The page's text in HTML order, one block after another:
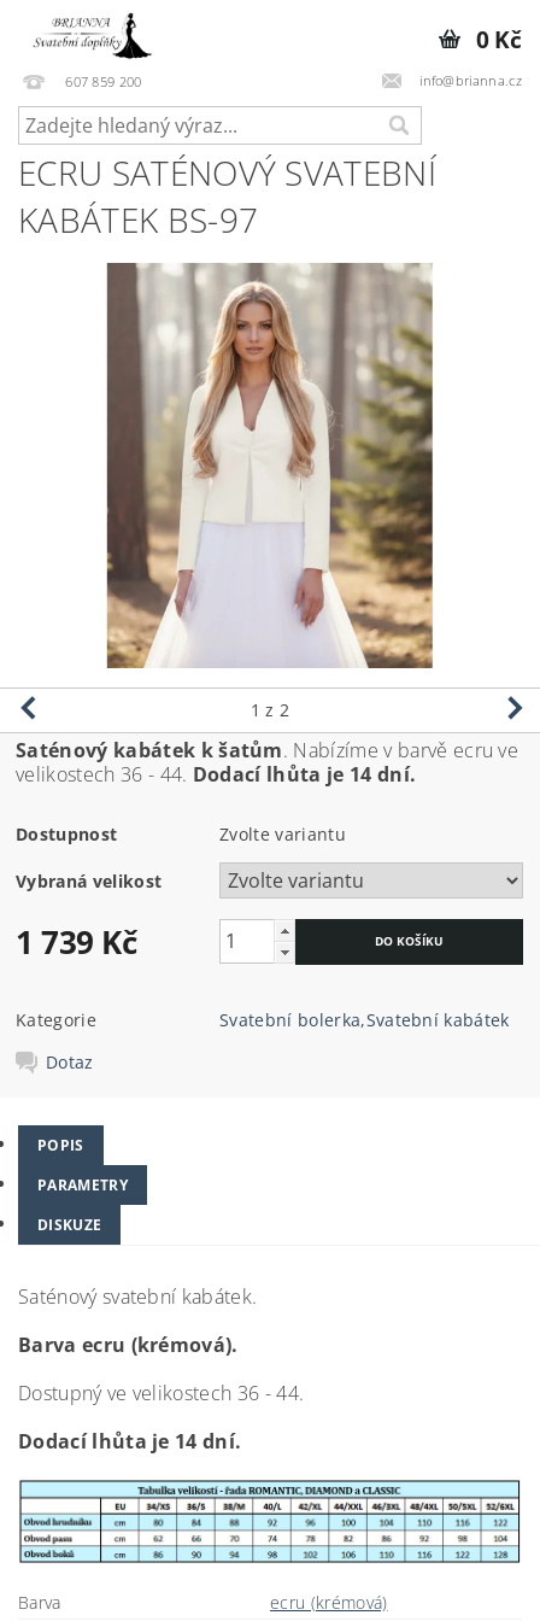
607 859 200 info@brianna.cz
0 Kč
ECRU SATÉNOVÝ SVATEBNÍ
KABÁTEK BS-97
1 z 2
Saténový kabátek k šatům. Nabízíme v barvě ecru ve
velikostech 36 - 44. Dodací lhůta je 14 dní.
Dostupnost Zvolte variantu
Vybraná velikost
1 739 Kč
Kategorie Svatební bolerka,Svatební kabátek
Dotaz
POPIS
PARAMETRY
DISKUZE
Saténový svatební kabátek.
Barva ecru (krémová).
Dostupný ve velikostech 36 - 44.
Dodací lhůta je 14 dní.
Barva ecru (krémová)